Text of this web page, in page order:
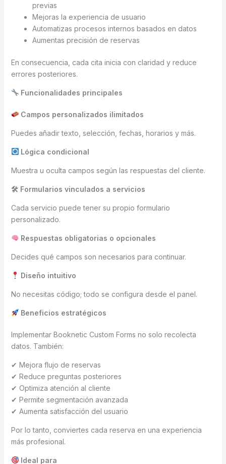
previas
Mejoras la experiencia de usuario
Automatizas procesos internos basados en datos
Aumentas precisión de reservas
En consecuencia, cada cita inicia con claridad y reduce
errores posteriores.
Funcionalidades principales
Campos personalizados ilimitados
Puedes añadir texto, selección, fechas, horarios y más.
Lógica condicional
Muestra u oculta campos según las respuestas del cliente.
🛠 Formularios vinculados a servicios
Cada servicio puede tener su propio formulario
personalizado.
Respuestas obligatorias o opcionales
Decides qué campos son necesarios para continuar.
Diseño intuitivo
No necesitas código; todo se configura desde el panel.
Beneficios estratégicos
Implementar Booknetic Custom Forms no solo recolecta
datos. También:
✔ Mejora flujo de reservas
✔ Reduce preguntas posteriores
✔ Optimiza atención al cliente
✔ Permite segmentación avanzada
✔ Aumenta satisfacción del usuario
Por lo tanto, conviertes cada reserva en una experiencia
más profesional.
Ideal para